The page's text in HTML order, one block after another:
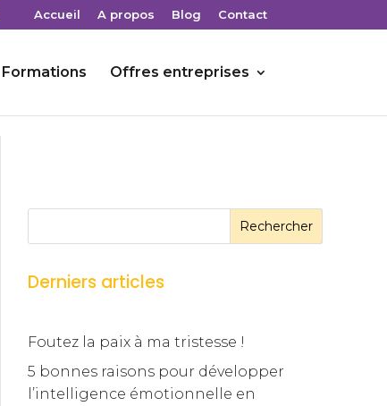
Accueil A propos Blog Contact
Formations Offres entreprises
Rechercher
Derniers articles
Foutez la paix à ma tristesse !
5 bonnes raisons pour développer
l’intelligence émotionnelle en